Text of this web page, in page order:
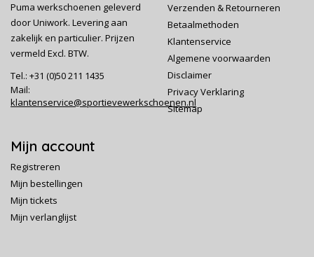
maat kleiner. Zit je vaak tussen 2 maten in, bestel dan direct de
*aan dit advies kunnen geen rechten worden ontleend
Puma werkschoenen geleverd
door Uniwork. Levering aan
zakelijk en particulier. Prijzen
vermeld Excl. BTW.
Tel.: +31 (0)50 211 1435
Mail:
klantenservice@sportievewerkschoenen.nl
Verzenden & Retourneren
Betaalmethoden
Klantenservice
Algemene voorwaarden
Disclaimer
Privacy Verklaring
Sitemap
Mijn account
Registreren
Mijn bestellingen
Mijn tickets
Mijn verlanglijst